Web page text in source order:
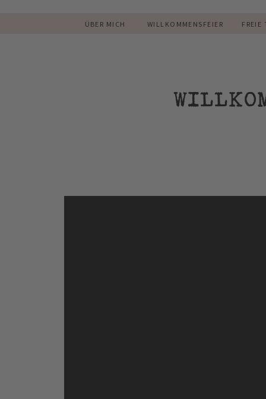
ÜBER MICH WILLKOMMENSFEIER FREIE